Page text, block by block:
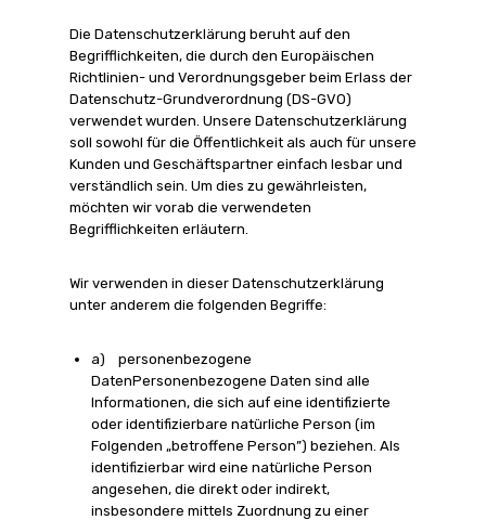
Die Datenschutzerklärung beruht auf den
Begrifflichkeiten, die durch den Europäischen
Richtlinien- und Verordnungsgeber beim Erlass der
Datenschutz-Grundverordnung (DS-GVO)
verwendet wurden. Unsere Datenschutzerklärung
soll sowohl für die Öffentlichkeit als auch für unsere
Kunden und Geschäftspartner einfach lesbar und
verständlich sein. Um dies zu gewährleisten,
möchten wir vorab die verwendeten
Begrifflichkeiten erläutern.
Wir verwenden in dieser Datenschutzerklärung
unter anderem die folgenden Begriffe:
a) personenbezogene
DatenPersonenbezogene Daten sind alle
Informationen, die sich auf eine identifizierte
oder identifizierbare natürliche Person (im
Folgenden „betroffene Person”) beziehen. Als
identifizierbar wird eine natürliche Person
angesehen, die direkt oder indirekt,
insbesondere mittels Zuordnung zu einer